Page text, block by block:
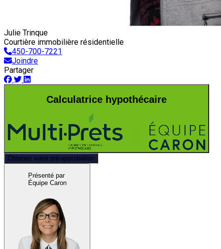
Julie Trinque
Courtière immobilière résidentielle
450-700-7221
Joindre
Partager
Calculatrice hypothécaire
Obtenez votre pré-approbation
Présenté par
Équipe Caron